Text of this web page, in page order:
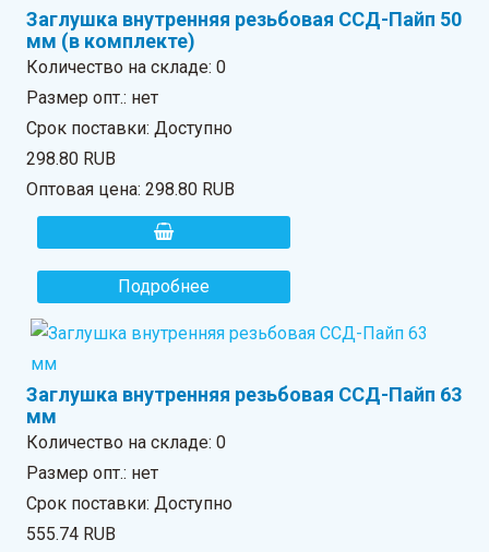
Заглушка внутренняя резьбовая ССД-Пайп 50
мм (в комплекте)
Количество на складе:0
Размер опт.: нет
Срок поставки: Доступно
298.80 RUB
Оптовая цена:298.80 RUB
Подробнее
Заглушка внутренняя резьбовая ССД-Пайп 63
мм
Количество на складе:0
Размер опт.: нет
Срок поставки: Доступно
555.74 RUB